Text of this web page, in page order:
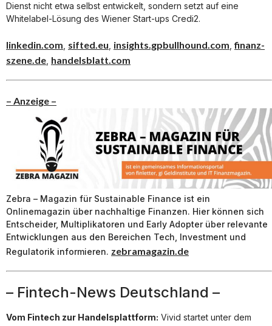
Dienst nicht etwa selbst entwickelt, sondern setzt auf eine
Whitelabel-Lösung des Wiener Start-ups Credi2.
linkedin.com, sifted.eu, insights.gpbullhound.com,finanz-
szene.de, handelsblatt.com
– Anzeige –
Zebra – Magazin für Sustainable Finance ist ein
Onlinemagazin über nachhaltige Finanzen. Hier können sich
Entscheider, Multiplikatoren und Early Adopter über relevante
Entwicklungen aus den Bereichen Tech, Investment und
Regulatorik informieren. zebramagazin.de
– Fintech-News Deutschland –
Vom Fintech zur Handelsplattform: Vivid startet unter dem